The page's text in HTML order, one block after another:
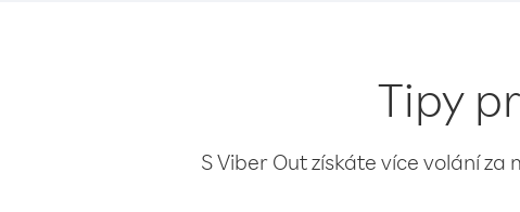
Tipy
S Viber Out získáte více volání